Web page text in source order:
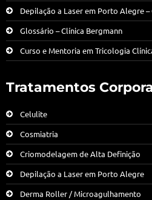
Depilação a Laser em Porto Alegre –
Glossário – Clínica Bergmann
Curso e Mentoria em Tricologia
Tratamentos
Celulite
Cosmiatria
Criomodelagem de Alta Definição
Depilação a Laser em Porto Alegre
Derma Roller / Microagulhamento